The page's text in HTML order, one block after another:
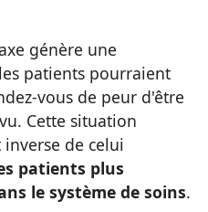
génère une
patients pourraient
vous de peur d'être
Cette situation
de celui
patients plus
le système de soins.